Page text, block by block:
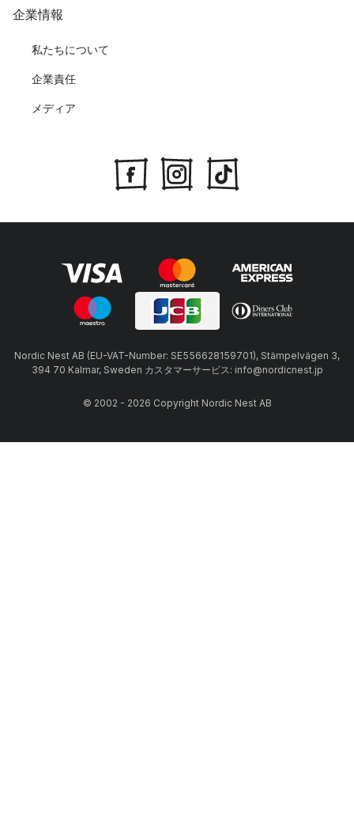
企業情報
私たちについて
企業責任
メディア
Nordic Nest AB (EU-VAT-Number: SE556628159701), Stämpelvägen 3,
394 70 Kalmar, Sweden カスタマーサービス: info@nordicnest.jp
© 2002 - 2026 Copyright Nordic Nest AB